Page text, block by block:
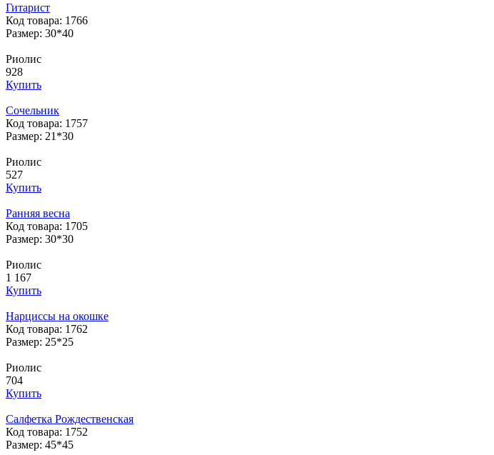
Гитарист
Код товара: 1766
Размер: 30*40
Риолис
928
Купить
Сочельник
Код товара: 1757
Размер: 21*30
Риолис
527
Купить
Ранняя весна
Код товара: 1705
Размер: 30*30
Риолис
1 167
Купить
Нарциссы на окошке
Код товара: 1762
Размер: 25*25
Риолис
704
Купить
Салфетка Рождественская
Код товара: 1752
Размер: 45*45